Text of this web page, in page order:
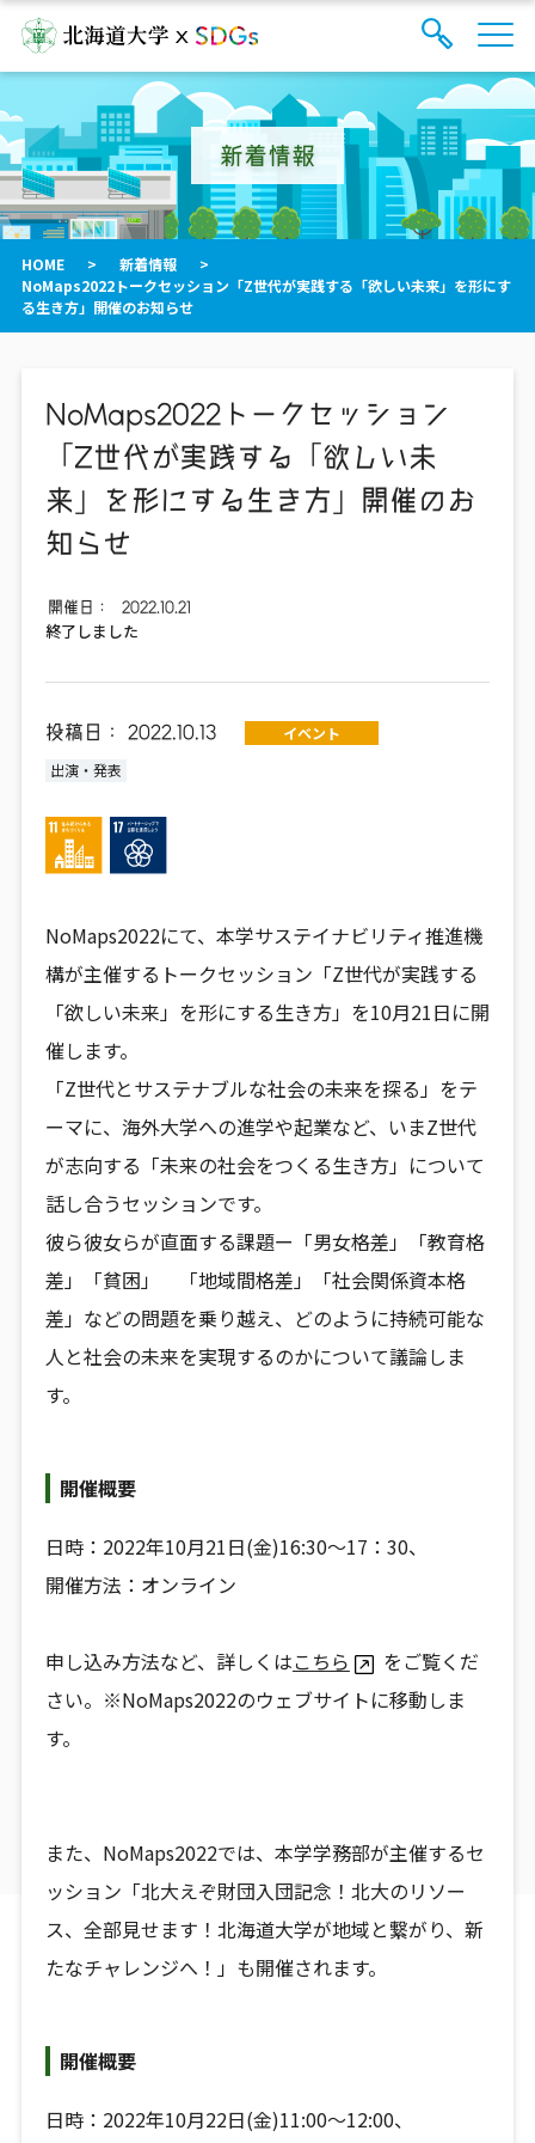
索
フ
ォ
ー
を
開
閉
る
イ
ト
内
メ
ニ
ュ
ー
新着情報
HOME > 新着情報
>
NoMaps2022トークセッション「Z世代が実践する「欲しい未来」を形にす
る生き方」開催のお知らせ
NoMaps2022トークセッション
「Z世代が実践する「欲しい未
来」を形にする生き方」開催のお
知らせ
開催日： 2022.10.21
終了しました
投稿日： 2022.10.13
イベント
出演・発表
NoMaps2022にて、本学サステイナビリティ推進機
構が主催するトークセッション「Z世代が実践する
「欲しい未来」を形にする生き方」を10月21日に開
催します。
「Z世代とサステナブルな社会の未来を探る」をテ
ーマに、海外大学への進学や起業など、いまZ世代
が志向する「未来の社会をつくる生き方」について
話し合うセッションです。
彼ら彼女らが直面する課題ー「男女格差」「教育格
差」「貧困」 「地域間格差」「社会関係資本格
差」などの問題を乗り越え、どのように持続可能な
人と社会の未来を実現するのかについて議論しま
す。
開催概要
日時：2022年10月21日(金)16:30～17：30、
開催方法：オンライン
申し込み方法など、詳しくはこちら
をご覧くだ
さい。※NoMaps2022のウェブサイトに移動しま
す。
また、NoMaps2022では、本学学務部が主催するセ
ッション「北大えぞ財団入団記念！北大のリソー
ス、全部見せます！北海道大学が地域と繋がり、新
たなチャレンジへ！」も開催されます。
開催概要
日時：2022年10月22日(金)11:00～12:00、